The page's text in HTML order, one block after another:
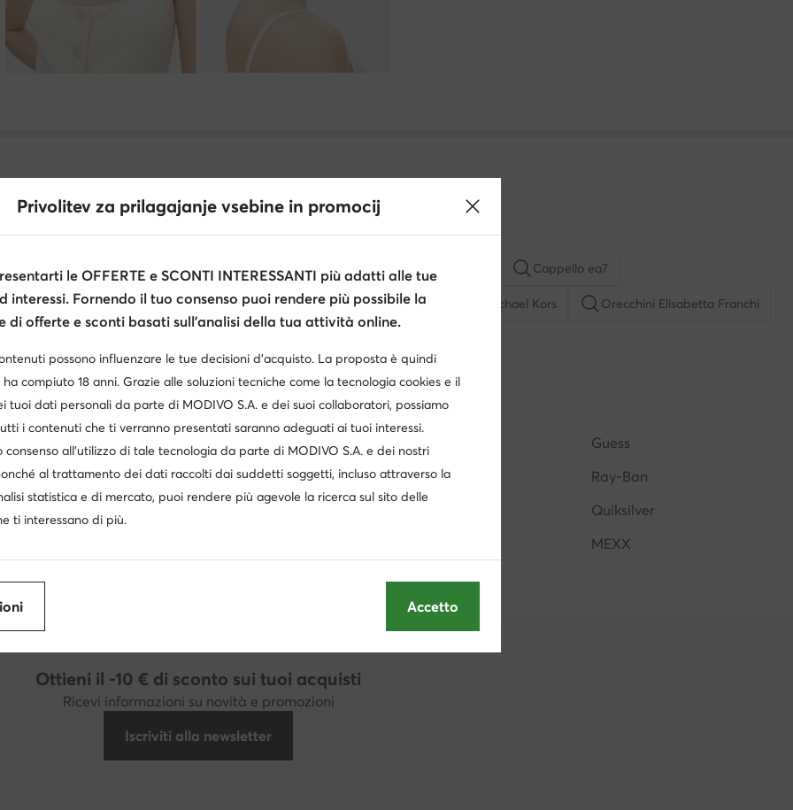
Guess Orecchini Oro Portafoglio Guess Borsa da viaggio Guess Cappello ea7
uomo Calvin Klein Cappelli tommy hilfiger uomo Portafoglio donna Michael Kors Orecchini Elisabetta Franchi
valigia Cintura ralph lauren donna Cappello adidas uomo
Portafogli valentino donna Orologi Casio Capellini uomo Quiksilver
Michael Kors Calvin Klein
Guess
Roxy G-STAR RAW Nine West
Ray-Ban
Quiksilver
MEXX
Ottieni il -10 € di sconto sui tuoi acquisti
Ricevi informazioni su novità e promozioni
Iscriviti alla newsletter
Privolitev za prilagajanje vsebine in promocij
le OFFERTE e SCONTI INTERESSANTI più adatti alle tue
interessi. Fornendo il tuo consenso puoi rendere più possibile la
di offerte e sconti basati sull’analisi della tua attività online.
possono influenzare le tue decisioni d’acquisto. La proposta è quindi
compiuto 18 anni. Grazie alle soluzioni tecniche come la tecnologia cookies e il
tuoi dati personali da parte di MODIVO S.A. e dei suoi collaboratori, possiamo
i contenuti che ti verranno presentati saranno adeguati ai tuoi interessi.
consenso all’utilizzo di tale tecnologia da parte di MODIVO S.A. e dei nostri
al trattamento dei dati raccolti dai suddetti soggetti, incluso attraverso la
statistica e di mercato, puoi rendere più agevole la ricerca sul sito delle
ti interessano di più.
Accetto